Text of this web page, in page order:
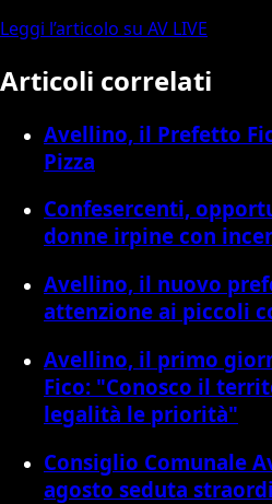
Leggi l’articolo su AV LIVE
Articoli correlati
Avellino, il Prefetto
Pizza
Confesercenti,
donne irpine con
Avellino, il nuovo
attenzione ai piccoli
Avellino, il primo
Fico: "Conosco il
legalità le priorità"
Consiglio Comunale
agosto seduta